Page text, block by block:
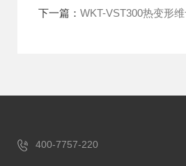
下一篇： WKT-VST300热变形
400-7757-220